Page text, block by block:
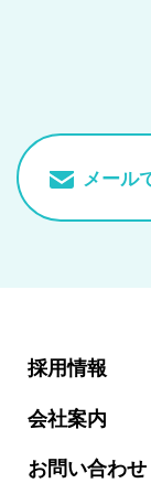
メール
採用情報
会社案内
お問い合わせ